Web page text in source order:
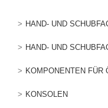
HAND- UND
HAND- UND
KOMPONENTEN FÜR
KONSOLEN